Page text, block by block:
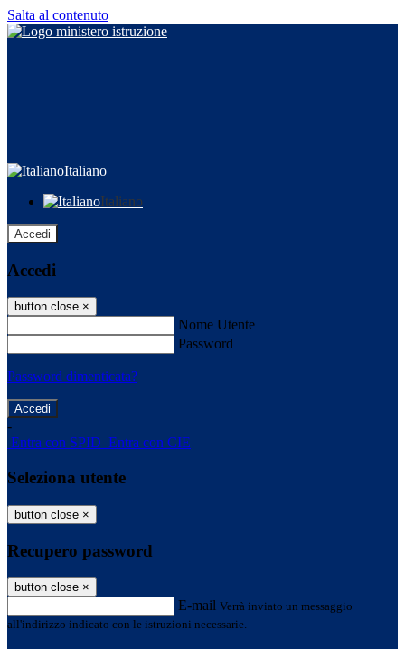
Salta al contenuto
Italiano
Italiano
Accedi
Accedi
button close ×
Nome Utente
Password
Password dimenticata?
-
Entra con SPID Entra con CIE
Seleziona utente
button close ×
Recupero password
button close ×
E-mail Verrà inviato un messaggio
all'indirizzo indicato con le istruzioni necessarie.